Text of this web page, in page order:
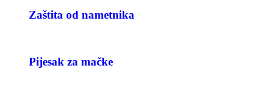
Zaštita od nametnika
Pijesak za mačke